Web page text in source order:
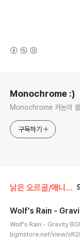
Monochrome :)
Monochrome 카논의 블
구독하기
낡은 오르골/애니메 OST
Wolf's Rain -
Wolf's Rain - Gravity
bgmstore.net/view/